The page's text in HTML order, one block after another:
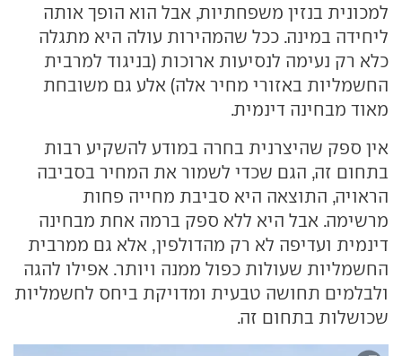
למכונית בנזין משפחתיות, אבל הוא הופך אותה
ליחידה במינה. ככל שהמהירות עולה היא מתגלה
כלא רק נעימה לנסיעות ארוכות (בניגוד למרבית
החשמליות באזורי מחיר אלה) אלע גם משובחת
מאוד מבחינה דינמית.
אין ספק שהיצרנית בחרה במודע להשקיע רבות
בתחום זה, הגם שכדי לשמור את המחיר בסביבה
הראויה, התוצאה היא סביבת מחייה פחות
מרשימה. אבל היא ללא ספק ברמה אחת מבחינה
דינמית ועדיפה לא רק מהדולפין, אלא גם ממרבית
החשמליות שעולות כפול ממנה ויותר. אפילו להגה
ולבלמים תחושה טבעית ומדויקת ביחס לחשמליות
שכושלות בתחום זה.